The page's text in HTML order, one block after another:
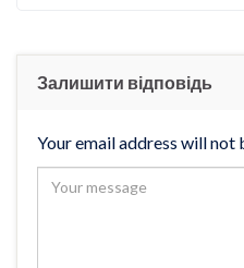
Залишити відповідь
Your email address will not